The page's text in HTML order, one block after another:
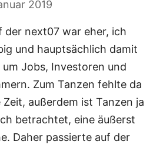
2019
der next07 war eher, ich
und hauptsächlich damit
Jobs, Investoren und
Zum Tanzen fehlte da
außerdem ist Tanzen ja
betrachtet, eine äußerst
Daher passierte auf der